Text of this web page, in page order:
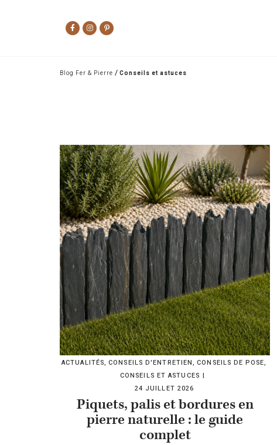
Blog Fer & Pierre / Conseils et astuces
ACTUALITÉS, CONSEILS D'ENTRETIEN, CONSEILS DE POSE,
CONSEILS ET ASTUCES
24 JUILLET 2026
Piquets, palis et bordures en
pierre naturelle : le guide
complet